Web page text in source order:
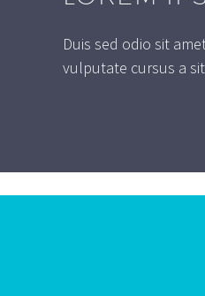
Duis sed odio sit
vulputate cursus a